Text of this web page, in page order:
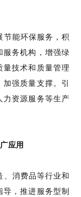
节能环保服务，积
务机构，增强绿
量技术和质量管理
强质量支撑。引
资源服务等生产
应用
、消费品等行业和
导，推进服务型制